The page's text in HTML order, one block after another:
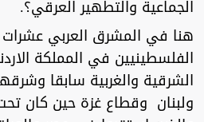
الجماعية والتطهير العرقي؟.
هنا في المشرق العربي عشرات
الفلسطينيين في المملكة
الشرقية والغربية سابقا
ولبنان وقطاع غزة حين كان تحت